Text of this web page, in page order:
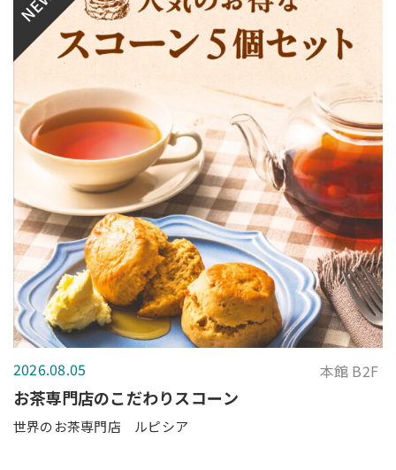
2026.08.05 本館 B2F
お茶専門店のこだわりスコーン
世界のお茶専門店 ルピシア